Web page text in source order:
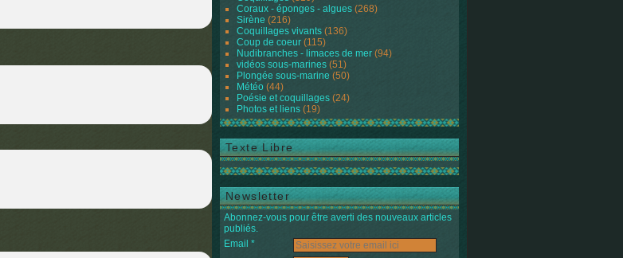
Coraux - éponges - algues (268)
Sirène (216)
Coquillages vivants (136)
Coup de coeur (115)
Nudibranches - limaces de mer (94)
vidéos sous-marines (51)
Plongée sous-marine (50)
Météo (44)
Poésie et coquillages (24)
Photos et liens (19)
Texte Libre
Newsletter
Abonnez-vous pour être averti des nouveaux articles
publiés.
Email